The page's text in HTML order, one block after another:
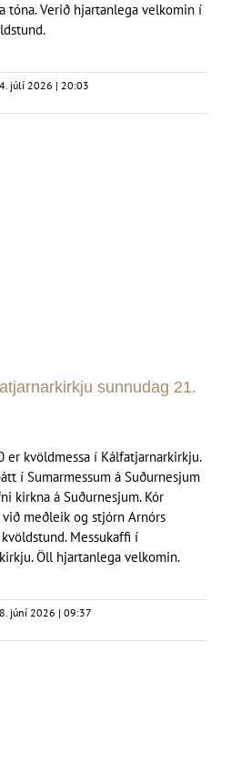
tóna. Verið hjartanlega velkomin í
júlí 2026 | 20:03
sunnudag 21.
er kvöldmessa í Kálfatjarnarkirkju.
í Sumarmessum á Suðurnesjum
kirkna á Suðurnesjum. Kór
meðleik og stjórn Arnórs
Messukaffi í
Öll hjartanlega velkomin.
júní 2026 | 09:37